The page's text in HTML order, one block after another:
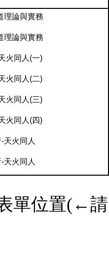
理論與實務
理論與實務
火同人(一)
火同人(二)
火同人(三)
火同人(四)
天火同人
天火同人
單位置(←請